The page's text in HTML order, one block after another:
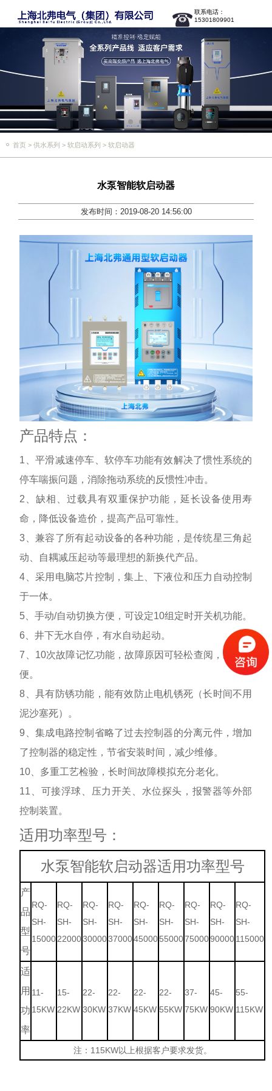
联系电话：
15301809901
首页 > 供水系列 > 软启动系列 > 软启动器
水泵智能软启动器
发布时间：2019-08-20 14:56:00
产品特点：
1、平滑减速停车、软停车功能有效解决了惯性系统的
停车喘振问题，消除拖动系统的反惯性冲击。
2、缺相、过载具有双重保护功能，延长设备使用寿
命，降低设备造价，提高产品可靠性。
3、兼容了所有起动设备的各种功能，是传统星三角起
动、自耦减压起动等最理想的新换代产品。
4、采用电脑芯片控制，集上、下液位和压力自动控制
于一体。
5、手动/自动切换方便，可设定10组定时开关机功能。
6、井下无水自停，有水自动起动。
7、10次故障记忆功能，故障原因可轻松查阅，维修方
便。
8、具有防锈功能，能有效防止电机锈死（长时间不用
泥沙塞死）。
9、集成电路控制省略了过去控制器的分离元件，增加
了控制器的稳定性，节省安装时间，减少维修。
10、多重工艺检验，长时间故障模拟充分老化。
11、可接浮球、压力开关、水位探头，报警器等外部
控制装置。
适用功率型号：
水泵智能软启动器适用功率型号
产
品
型
号
RQ-
SH-
15000
RQ-
SH-
22000
RQ-
SH-
30000
RQ-
SH-
37000
RQ-
SH-
45000
RQ-
SH-
55000
RQ-
SH-
75000
RQ-
SH-
90000
RQ-
SH-
115000
适
用
功
率
11-
15KW
15-
22KW
22-
30KW
22-
37KW
22-
45KW
22-
55KW
37-
75KW
45-
90KW
55-
115KW
注：115KW以上根据客户要求发货。